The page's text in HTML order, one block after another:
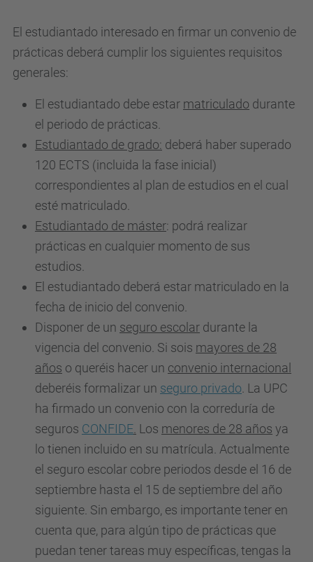
El estudiantado interesado en firmar un convenio de
prácticas deberá cumplir los siguientes requisitos
generales:
El estudiantado debe estar matriculado durante
el periodo de prácticas.
Estudiantado de grado: deberá haber superado
120 ECTS (incluida la fase inicial)
correspondientes al plan de estudios en el cual
esté matriculado.
Estudiantado de máster: podrá realizar
prácticas en cualquier momento de sus
estudios.
El estudiantado deberá estar matriculado en la
fecha de inicio del convenio.
Disponer de un seguro escolar durante la
vigencia del convenio. Si sois mayores de 28
años o queréis hacer un convenio internacional
deberéis formalizar un seguro privado . La UPC
ha firmado un convenio con la correduría de
seguros CONFIDE Los menores de 28 años ya
lo tienen incluido en su matrícula. Actualmente
el seguro escolar cobre periodos desde el 16 de
septiembre hasta el 15 de septiembre del año
siguiente. Sin embargo, es importante tener en
cuenta que, para algún tipo de prácticas que
puedan tener tareas muy específicas, tengas la